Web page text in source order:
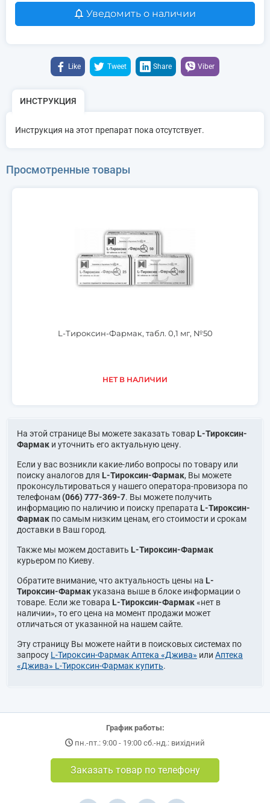
Уведомить о наличии
Like Tweet Share Viber
ИНСТРУКЦИЯ
Инструкция на этот препарат пока отсутствует.
Просмотренные товары
L-Тироксин-Фармак, табл. 0,1 мг, №50
НЕТ В НАЛИЧИИ
На этой странице Вы можете заказать товар L-Тироксин-
Фармак и уточнить его актуальную цену.
Если у вас возникли какие-либо вопросы по товару или
поиску аналогов для L-Тироксин-Фармак, Вы можете
проконсультироваться у нашего оператора-провизора по
телефонам (066) 777-369-7. Вы можете получить
информацию по наличию и поиску препарата L-Тироксин-
Фармак по самым низким ценам, его стоимости и срокам
доставки в Ваш город.
Также мы можем доставить L-Тироксин-Фармак
курьером по Киеву.
Обратите внимание, что актуальность цены на L-
Тироксин-Фармакуказана выше в блоке информации о
товаре. Если же товара L-Тироксин-Фармак«нет в
наличии», то его цена на момент продажи может
отличаться от указанной на нашем сайте.
Эту страницу Вы можете найти в поисковых системах по
запросу L-Тироксин-Фармак Аптека «Джива» или Аптека
«Джива» L-Тироксин-Фармак купить.
График работы:
пн.-пт.: 9:00 - 19:00 сб.-нд.: вихідний
Заказать товар по телефону